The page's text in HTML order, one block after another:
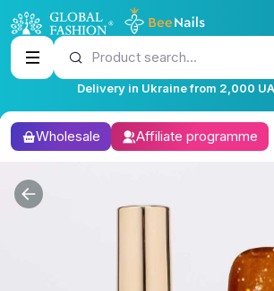
Product search...
Delivery in Ukraine from 2,000
Wholesale Affiliate programme